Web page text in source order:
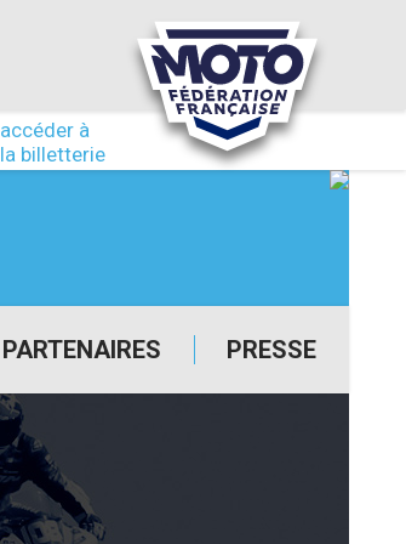
PARTENAIRES PRESSE
accéder à
la billetterie
NEVERS MAGNY-COURS (58)
du 24/09/2026 au 27/09/2026